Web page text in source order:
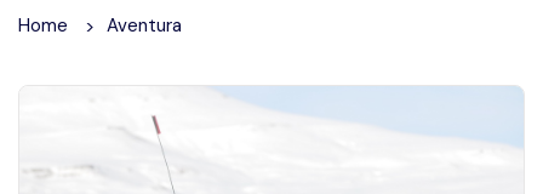
Home Aventura